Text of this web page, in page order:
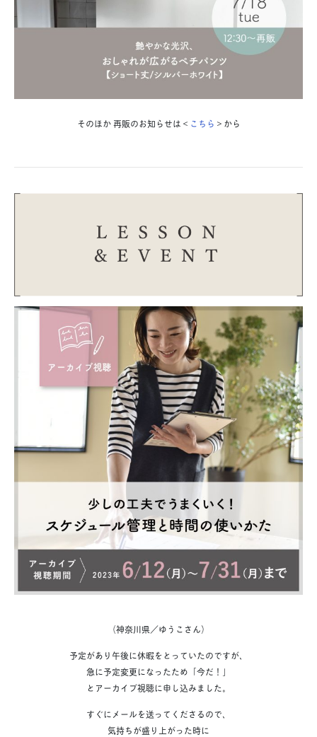
そのほか 再販のお知らせは＜ こちら ＞から
（神奈川県／ゆうこさん）
予定があり午後に休暇をとっていたのですが、
急に予定変更になったため「今だ！」
とアーカイブ視聴に申し込みました。
すぐにメールを送ってくださるので、
気持ちが盛り上がった時に